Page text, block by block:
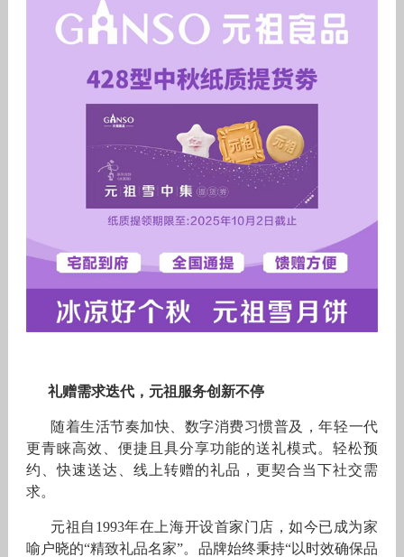
礼赠需求迭代，元祖服务创新不停
随着生活节奏加快、数字消费习惯普及，年轻一代
更青睐高效、便捷且具分享功能的送礼模式。轻松预
约、快速送达、线上转赠的礼品，更契合当下社交需
求。
元祖自1993年在上海开设首家门店，如今已成为家
喻户晓的“精致礼品名家”。品牌始终秉持“以时效确保品